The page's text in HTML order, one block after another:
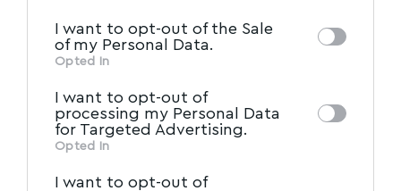
Participantsthat may further disclose it to
other third parties.
I want to opt-out of the Sale
of my Personal Data.
Opted In
I want to opt-out of
processing my Personal Data
for Targeted Advertising.
Opted In
I want to opt-out of